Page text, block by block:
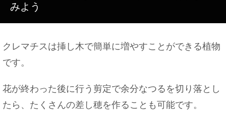
みよう
クレマチスは挿し木で簡単に増やすことができる植物
です。
花が終わった後に行う剪定で余分なつるを切り落とし
たら、たくさんの差し穂を作ることも可能です。